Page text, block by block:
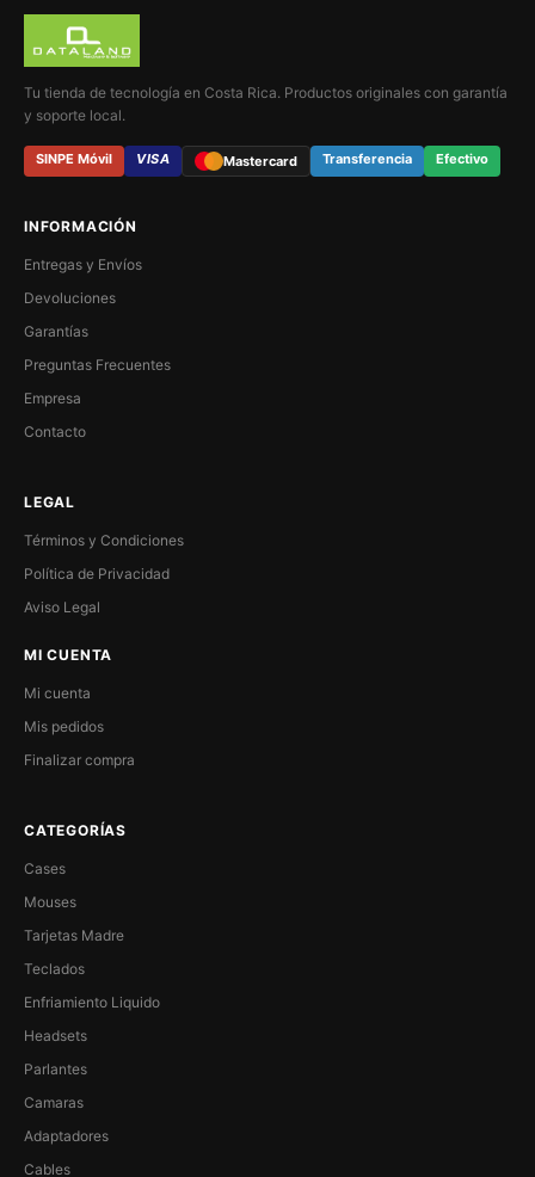
Tu tienda de tecnología en Costa Rica. Productos originales con garantía
y soporte local.
SINPE Móvil VISA Mastercard Transferencia Efectivo
INFORMACIÓN
Entregas y Envíos
Devoluciones
Garantías
Preguntas Frecuentes
Empresa
Contacto
LEGAL
Términos y Condiciones
Política de Privacidad
Aviso Legal
MI CUENTA
Mi cuenta
Mis pedidos
Finalizar compra
CATEGORÍAS
Cases
Mouses
Tarjetas Madre
Teclados
Enfriamiento Liquido
Headsets
Parlantes
Camaras
Adaptadores
Cables